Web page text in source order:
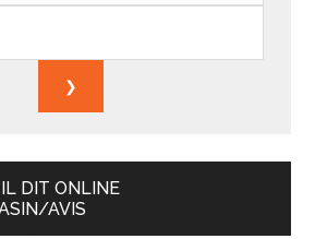
DIT ONLINE
AVIS